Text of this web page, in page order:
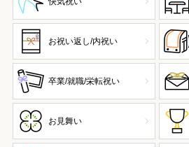
お祝い返し/内祝い
卒業/就職/栄転祝い
お見舞い